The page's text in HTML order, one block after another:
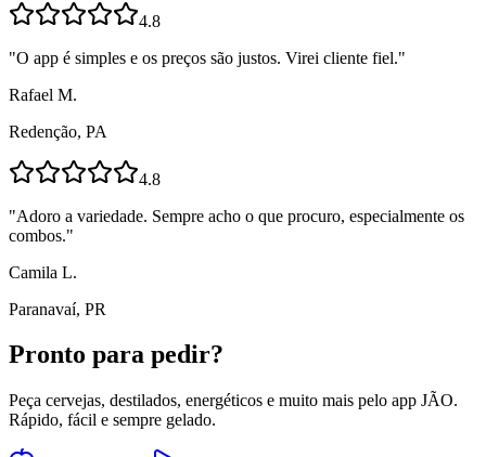
4.8
"O app é simples e os preços são justos. Virei cliente fiel."
Rafael M.
Redenção, PA
4.8
"Adoro a variedade. Sempre acho o que procuro, especialmente os
combos."
Camila L.
Paranavaí, PR
Pronto para pedir?
Peça cervejas, destilados, energéticos e muito mais pelo app JÃO.
Rápido, fácil e sempre gelado.